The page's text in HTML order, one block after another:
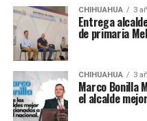
CHIHUAHUA 3
Entrega
de primaria
CHIHUAHUA 3
Marco Bonilla
el alcalde